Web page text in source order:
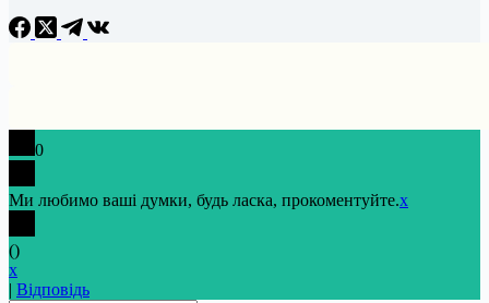
0
Ми любимо ваші думки, будь ласка, прокоментуйте.x
()
x
| Відповідь